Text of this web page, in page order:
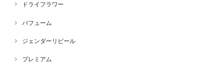
ドライフラワー
パフューム
ジェンダーリビール
プレミアム